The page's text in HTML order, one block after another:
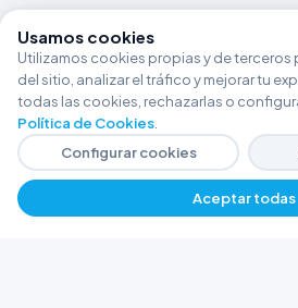
Usamos cookies
Utilizamos cookies propias y de terceros
del sitio, analizar el tráfico y mejorar tu
todas las cookies, rechazarlas o
Política de Cookies
Configurar cookies
Aceptar todas